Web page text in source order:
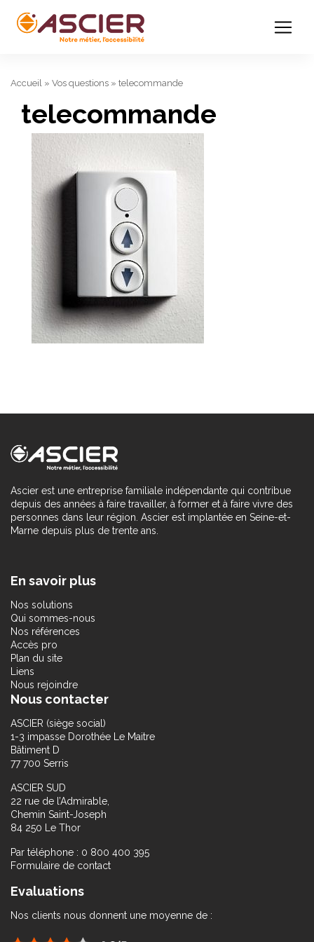
Accueil » Vos questions » telecommande
telecommande
Ascier est une entreprise familiale indépendante qui contribue
depuis des années à faire travailler, à former et à faire vivre des
personnes dans leur région. Ascier est implantée en Seine-et-
Marne depuis plus de trente ans.
En savoir plus
Nos solutions
Qui sommes-nous
Nos références
Accès pro
Plan du site
Liens
Nous rejoindre
Nous contacter
ASCIER (siège social)
1-3 impasse Dorothée Le Maitre
Bâtiment D
77 700 Serris
ASCIER SUD
22 rue de l’Admirable,
Chemin Saint-Joseph
84 250 Le Thor
Par téléphone : 0 800 400 395
Formulaire de contact
Evaluations
Nos clients nous donnent une moyenne de :